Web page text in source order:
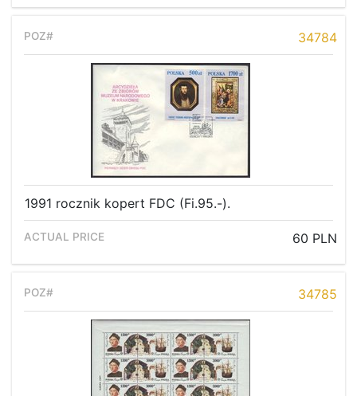
34784
1991 rocznik kopert FDC (Fi.95.-).
60 PLN
34785